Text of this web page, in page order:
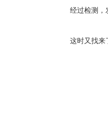
经过检测，
这时又找来